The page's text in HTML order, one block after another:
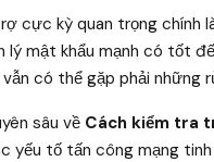
cực kỳ quan trọng chính
lý mật khẩu mạnh có tốt
có thể gặp phải những
sâu về Cách kiểm tra
yếu tố tấn công mạng